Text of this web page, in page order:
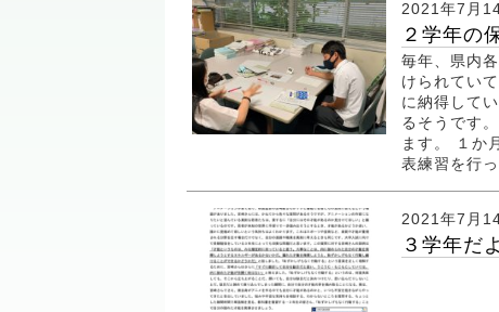
2021年7月
２学年の
毎年、県内
けられてい
に納得して
るそうです
ます。 １か
表練習を行
2021年7月
３学年だ